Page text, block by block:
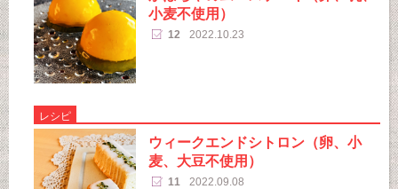
小麦不使用）
12 2022.10.23
レシピ
ウィークエンドシトロン（卵、小
麦、大豆不使用）
11 2022.09.08